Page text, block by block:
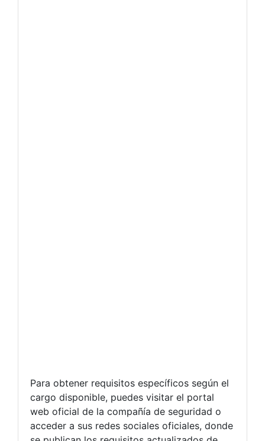
Para obtener requisitos específicos según el
cargo disponible, puedes visitar el portal
web oficial de la compañía de seguridad o
acceder a sus redes sociales oficiales, donde